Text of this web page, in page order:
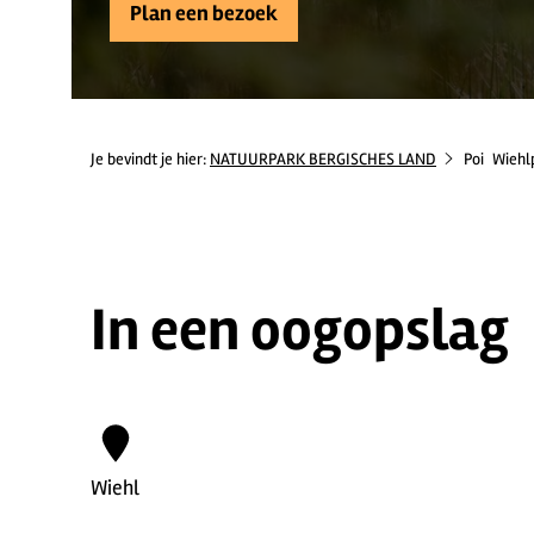
Plan een bezoek
Je bevindt je hier: NATUURPARK BERGISCHES LAND Poi
In een oogopslag
Wiehl